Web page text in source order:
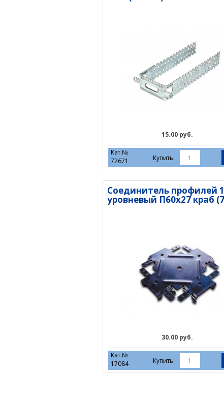
15.00 руб.
Кат.№
72671
Купить:
Соединитель профилей
уровневый П60х27 краб
30.00 руб.
Кат.№
17084
Купить: